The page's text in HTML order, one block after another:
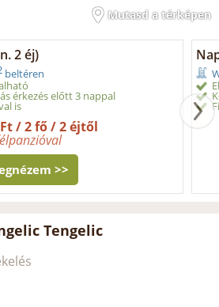
Mutasd a térképen
2 éj)
beltéren
érkezés előtt 3 nappal
is
/ 2 fő / 2 éjtől
>>
Tengelic